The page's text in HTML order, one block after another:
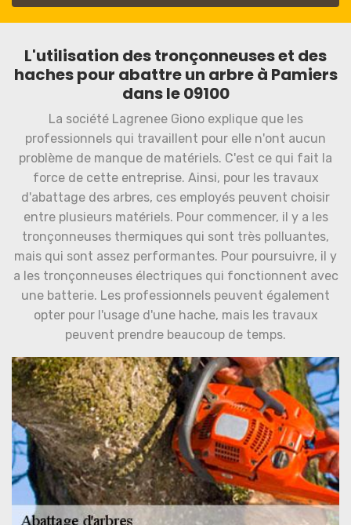
L'utilisation des tronçonneuses et des
haches pour abattre un arbre à Pamiers
dans le 09100
La société Lagrenee Giono explique que les
professionnels qui travaillent pour elle n'ont aucun
problème de manque de matériels. C'est ce qui fait la
force de cette entreprise. Ainsi, pour les travaux
d'abattage des arbres, ces employés peuvent choisir
entre plusieurs matériels. Pour commencer, il y a les
tronçonneuses thermiques qui sont très polluantes,
mais qui sont assez performantes. Pour poursuivre, il y
a les tronçonneuses électriques qui fonctionnent avec
une batterie. Les professionnels peuvent également
opter pour l'usage d'une hache, mais les travaux
peuvent prendre beaucoup de temps.